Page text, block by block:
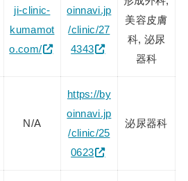
ji-clinic-
kumamot
o.com/
oinnavi.jp
/clinic/27
4343
美容皮膚
科, 泌尿
器科
N/A
https://by
oinnavi.jp
/clinic/25
0623
泌尿器科